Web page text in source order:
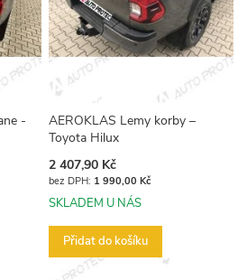
-
AEROKLAS Lemy korby –
Toyota Hilux
2 407,90 Kč
1 990,00 Kč
SKLADEM U NÁS
Přidat do košíku